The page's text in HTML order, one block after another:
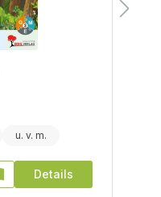
Details